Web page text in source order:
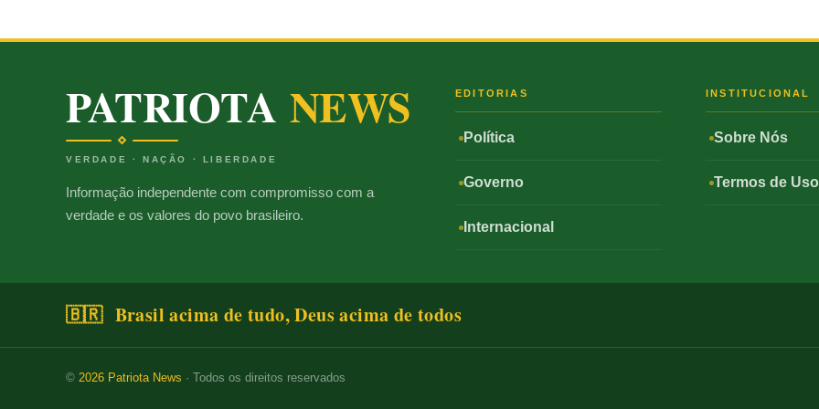
PATRIOTA NEWS
VERDADE · NAÇÃO · LIBERDADE
Informação independente com compromisso com a
verdade e os valores do povo brasileiro.
EDITORIAS
Política
Governo
Internacional
INSTITUCIONAL
Sobre Nós
Termos de Uso
🇧🇷 Brasil acima de tudo, Deus acima de todos
© 2026 Patriota News · Todos os direitos reservados